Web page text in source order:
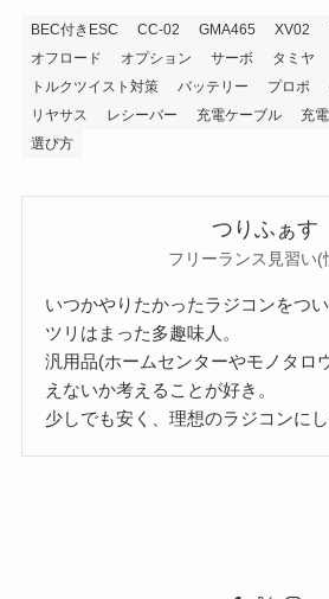
BEC付きESC CC-02 GMA465 XV02
オフロード
オプション サーボ タミヤ
トルクツイスト対策
バッテリー プロポ
リヤサス
レシーバー 充電ケーブル 充
選び方
つりふぁす
フリーランス見習い(
いつかやりたかったラジコンをつ
ツリはまった多趣味人。
汎用品(ホームセンターやモノタロ
えないか考えることが好き。
少しでも安く、理想のラジコンにし